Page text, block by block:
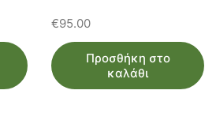
€95.00
Προσθήκη στο
καλάθι